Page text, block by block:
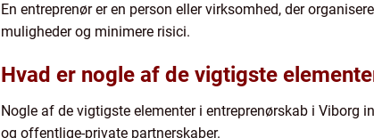
En entreprenør er en person eller virksomhed, der
muligheder og minimere risici.
Hvad er nogle af de vigtigste
Nogle af de vigtigste elementer i entreprenørskab i Viborg
og offentlige-private partnerskaber.